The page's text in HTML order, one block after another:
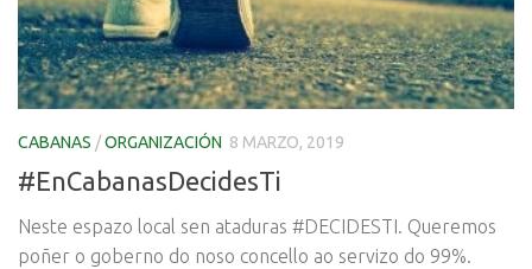
CABANAS /ORGANIZACIÓN 8 MARZO, 2019
#EnCabanasDecidesTi
Neste espazo local sen ataduras #DECIDESTI. Queremos
poñer o goberno do noso concello ao servizo do 99%.